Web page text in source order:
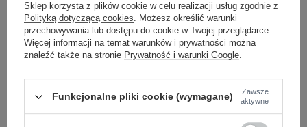
Aktualizacja stanów co godzinę.
DROPSHIPPING
Damskie ubrania w dropshippingu
Hurt odzieży damskiej z wysyłką na etykiecie Twojego
sklepu w całej UE. Zero magazynu, zero
Sklep korzysta z plików cookie w celu realizacji usług zgodnie z
Polityką dotyczącą cookies. Możesz określić warunki
przechowywania lub dostępu do cookie w Twojej przeglądarce.
Więcej informacji na temat warunków i prywatności można
znaleźć także na stronie Prywatność i warunki Google.
Funkcjonalne pliki cookie (wymagane)
Zawsze
aktywne